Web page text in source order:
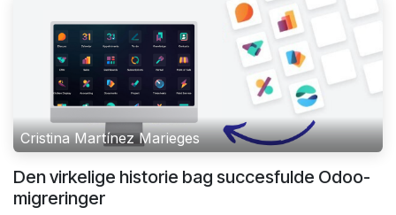
Cristina Martínez Marieges
Den virkelige historie bag succesfulde Odoo-
migreringer